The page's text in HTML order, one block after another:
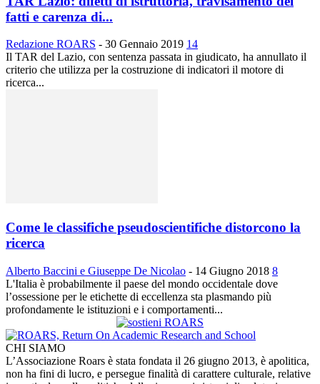
fatti e carenza di...
Redazione ROARS - 30 Gennaio 2019 14
Il TAR del Lazio, con sentenza passata in giudicato, ha annullato il
criterio che utilizza per la costruzione di indicatori il motore di
ricerca...
Come le classifiche pseudoscientifiche distorcono la
ricerca
Alberto Baccini e Giuseppe De Nicolao - 14 Giugno 2018 8
L'Italia è probabilmente il paese del mondo occidentale dove
l’ossessione per le etichette di eccellenza sta plasmando più
profondamente le istituzioni e i comportamenti...
CHI SIAMO
L’Associazione Roars è stata fondata il 26 giugno 2013, è apolitica,
non ha fini di lucro, e persegue finalità di carattere culturale, relative